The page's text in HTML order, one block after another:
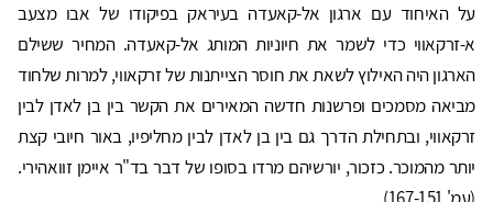
על האיחוד עם ארגון אל-קאעדה בעיראק בפיקודו של אבו מצעב
א-זרקאווי כדי לשמר את חיוניות המותג אל-קאעדה. המחיר ששילם
הארגון היה האילוץ לשאת את חוסר הצייתנות של זרקאווי, למרות שלחוד
מביאה מסמכים ופרשנות חדשה המאירים את הקשר בין בן לאדן לבין
זרקאווי, ובתחילת הדרך גם בין בן לאדן לבין מחליפיו, באור חיובי קצת
יותר מהמוכר. כזכור, יורשיהם מרדו בסופו של דבר בד"ר איימן זוואהירי.